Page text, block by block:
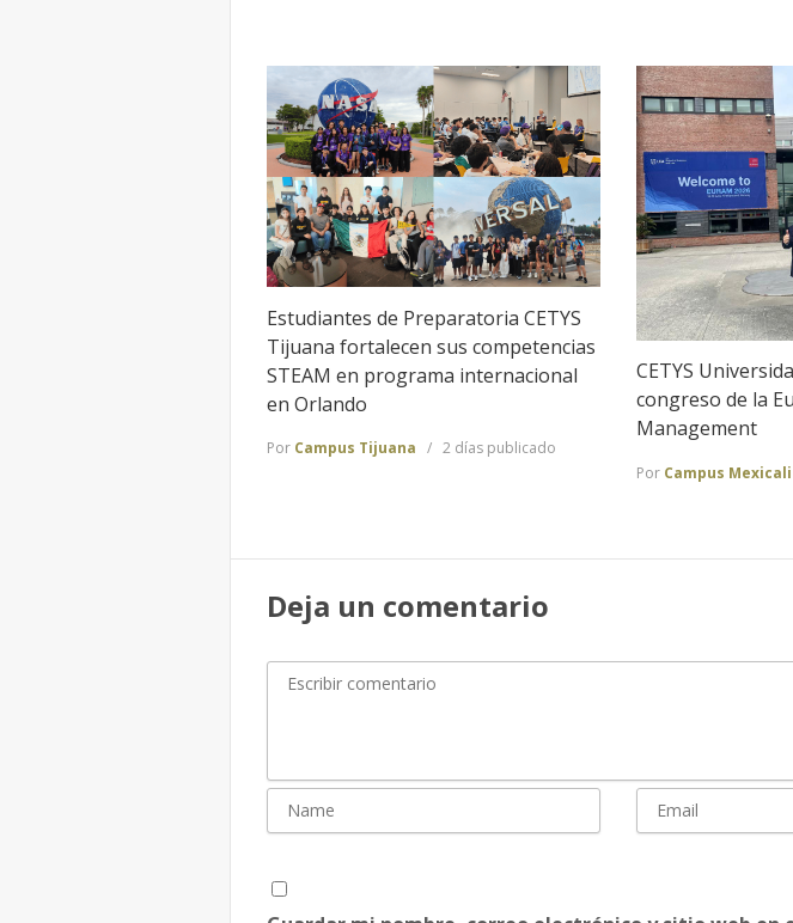
Estudiantes de Preparatoria CETYS
Tijuana fortalecen sus competencias
STEAM en programa internacional
en Orlando
Por Campus Tijuana 2 días publicado
CETYS
congreso de la
Management
Por Campus Mexicali
Deja un comentario